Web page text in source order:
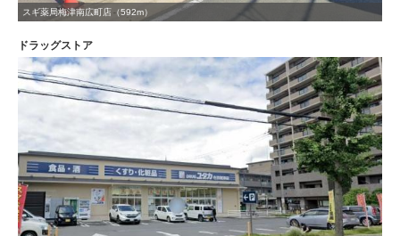
スギ薬局梅津南広町店（592m）
ドラッグストア